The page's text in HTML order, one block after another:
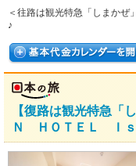
＜往路は観光特急「しまか
♪
【復路は観光特急「
Ｎ ＨＯＴＥＬ Ｉ